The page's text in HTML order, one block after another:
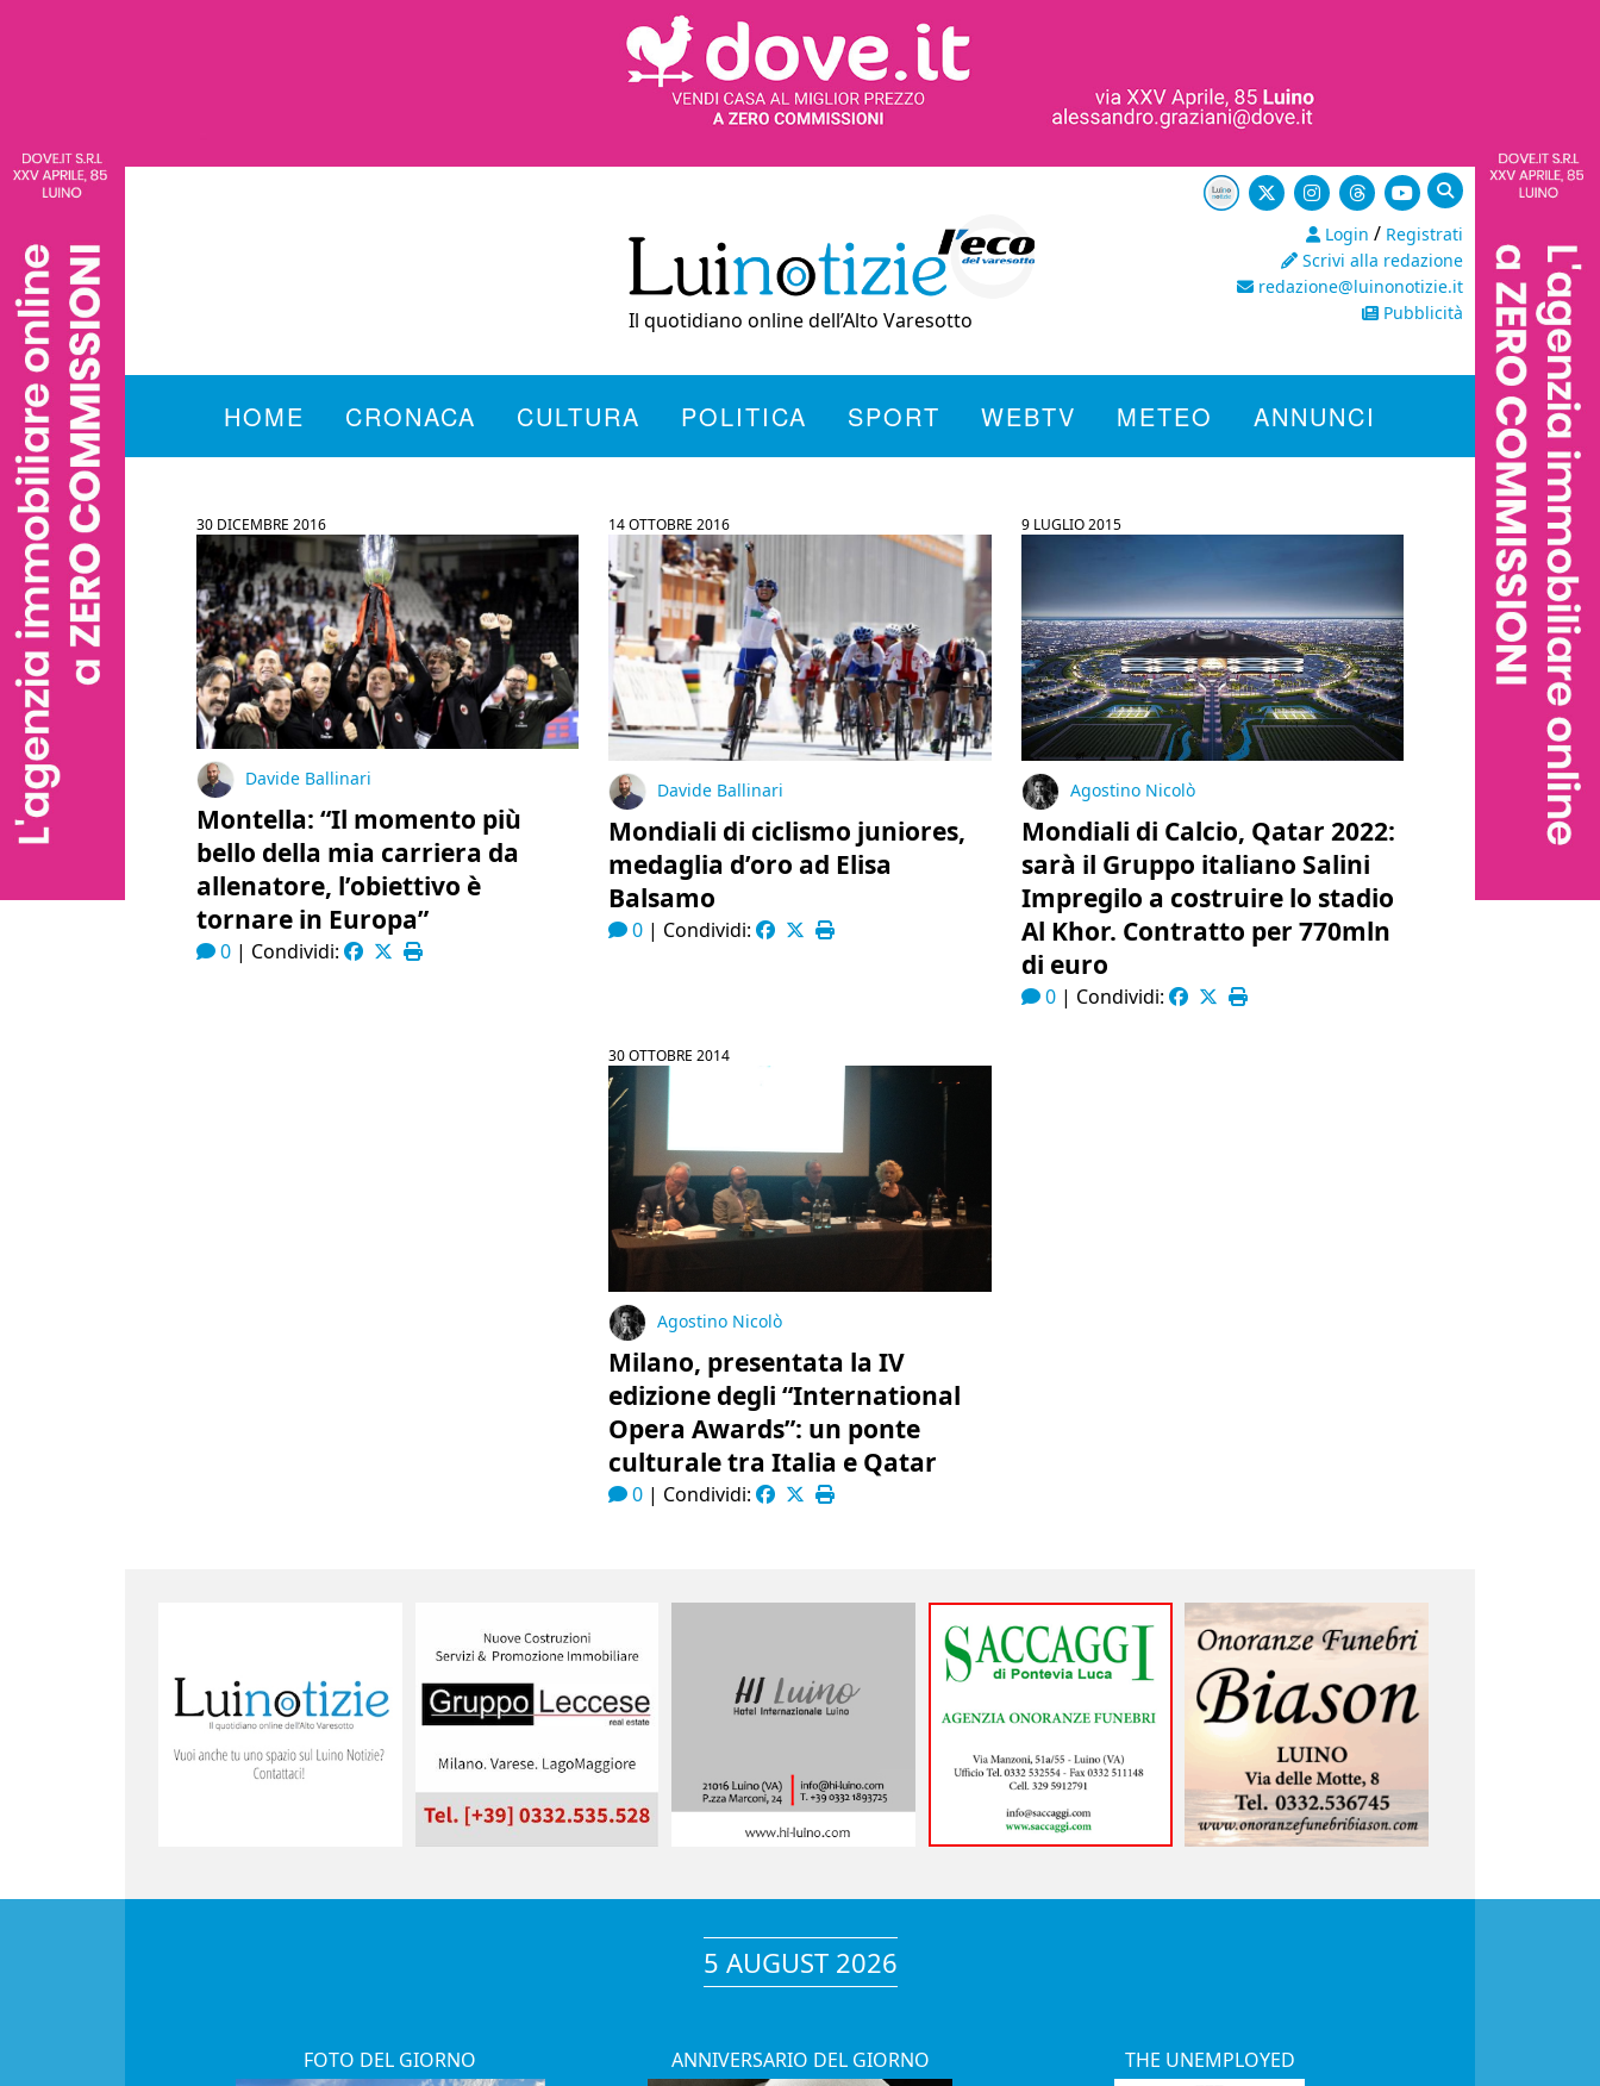
Il quotidiano online dell’Alto Varesotto
Login / Registrati
Scrivi alla redazione
redazione@luinonotizie.it
Pubblicità
HOME CRONACA CULTURA POLITICA SPORT WEBTV METEO ANNUNCI
30 DICEMBRE 2016
Davide Ballinari
Montella: “Il momento più
bello della mia carriera da
allenatore, l’obiettivo è
tornare in Europa”
0| Condividi:
14 OTTOBRE 2016
Davide Ballinari
Mondiali di ciclismo juniores,
medaglia d’oro ad Elisa
Balsamo
0 | Condividi:
9 LUGLIO 2015
Agostino Nicolò
Mondiali di Calcio, Qatar 2022:
sarà il Gruppo italiano Salini
Impregilo a costruire lo stadio
Al Khor. Contratto per 770mln
di euro
0| Condividi:
30 OTTOBRE 2014
Agostino Nicolò
Milano, presentata la IV
edizione degli “International
Opera Awards”: un ponte
culturale tra Italia e Qatar
0 | Condividi:
5 AUGUST 2026
FOTO DEL GIORNO ANNIVERSARIO DEL GIORNO THE UNEMPLOYED